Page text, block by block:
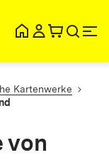
Kartenwerke
von